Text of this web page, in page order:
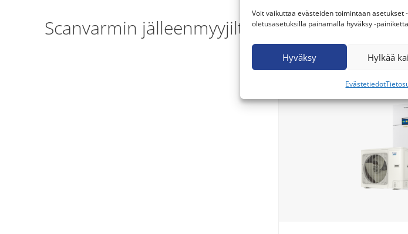
Voit vaikuttaa evästeiden toimintaan asetukset
oletusasetuksilla painamalla hyväksy -
Hyväksy Hylkää
Evästetiedot
Scanvarmin jälleenmyyjiltä ilma-